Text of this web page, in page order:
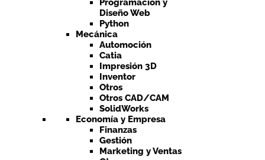
Programación y
Diseño Web
Python
Mecánica
Automoción
Catia
Impresión 3D
Inventor
Otros
Otros CAD/CAM
SolidWorks
Economía y Empresa
Finanzas
Gestión
Marketing y Ventas